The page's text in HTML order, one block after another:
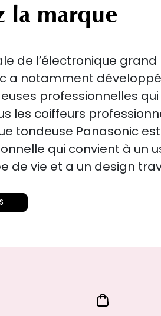
la marque
de l’électronique grand
a notamment
professionnelles
les coiffeurs
tondeuse Panasonic
qui convient à un
de vie et a un design